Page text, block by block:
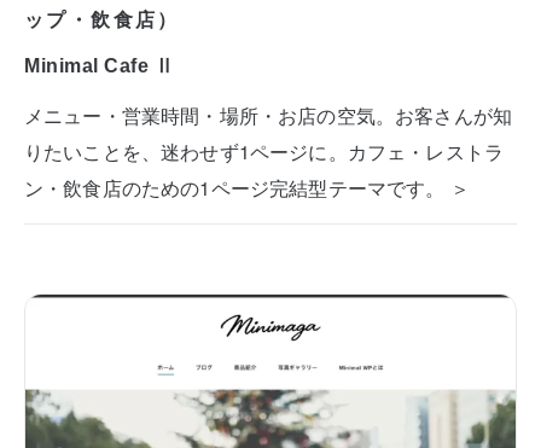
ップ・飲食店）
Minimal Cafe Ⅱ
メニュー・営業時間・場所・お店の空気。お客さんが知
りたいことを、迷わせず1ページに。カフェ・レストラ
ン・飲食店のための1ページ完結型テーマです。 ＞